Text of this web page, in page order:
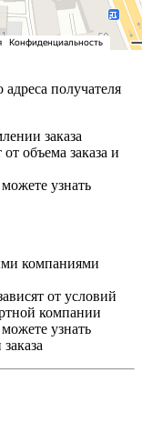
получателя
заказа
объема заказа и
узнать
компаниями
от условий
компании
узнать